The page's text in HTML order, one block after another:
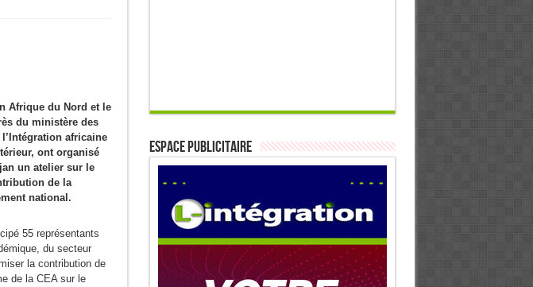
Afrique du Nord et le
du ministère des
africaine
ont organisé
un atelier sur le
de la
national.
55 représentants
du secteur
la contribution de
de la CEA sur le
ESPACE PUBLICITAIRE